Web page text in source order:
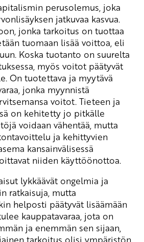
perusolemus, joka
jatkuvaa kasvua.
jonka tarkoitus on tuottaa
tuomaan lisää voittoa, eli
Koska tuotanto on suurelta
myös voitot päätyvät
On tuotettava ja myytävä
jonka myynnistä
voitot. Tieteen ja
on kehitetty jo pitkälle
voidaan vähentää, mutta
ja kehittyvien
kansainvälisessä
niiden käyttöönottoa.
lykkäävät ongelmia ja
ratkaisuja, mutta
helposti päätyvät lisäämään
kauppatavaraa, jota on
ja enemmän sen sijaan,
tarkoitus olisi ympäristön